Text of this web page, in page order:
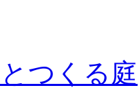
つくる庭